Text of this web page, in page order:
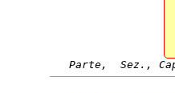
Parte,  Sez.,